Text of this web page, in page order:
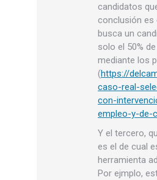
candidatos
conclusión es
busca un
solo el 50%
mediante los
(https://
caso-real-
con-
empleo-y-de-
Y el tercero,
es el de cual
herramienta
Por ejmplo,